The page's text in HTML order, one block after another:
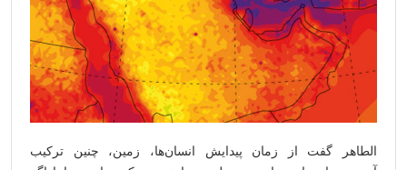
‌الطاهر گفت از زمان پیدایش انسان‌ها، زمین، چنین ترکیب